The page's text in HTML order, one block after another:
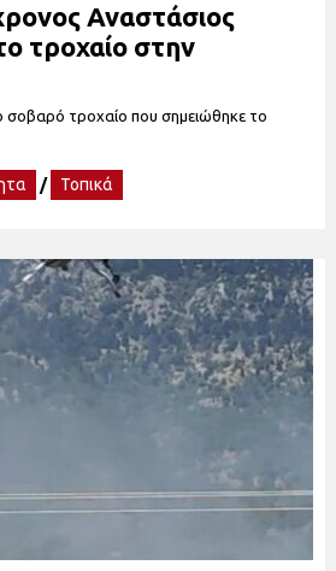
Αναστάσιος
τροχαίο στην
σοβαρό τροχαίο που σημειώθηκε το
/ Τοπικά